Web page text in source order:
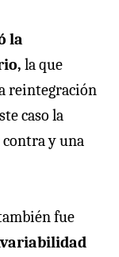
la
la que
reintegración
caso la
contra y una
fue